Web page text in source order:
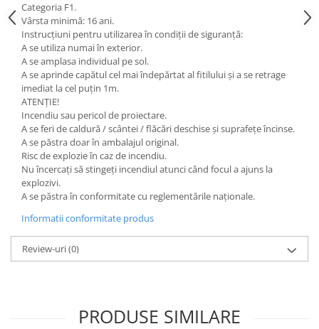
Categoria F1.
Vârsta minimă: 16 ani.
Instrucțiuni pentru utilizarea în condiții de siguranță:
A se utiliza numai în exterior.
A se amplasa individual pe sol.
A se aprinde capătul cel mai îndepărtat al fitilului și a se retrage
imediat la cel puțin 1m.
ATENȚIE!
Incendiu sau pericol de proiectare.
A se feri de caldură / scântei / flăcări deschise și suprafețe încinse.
A se păstra doar în ambalajul original.
Risc de explozie în caz de incendiu.
Nu încercați să stingeți incendiul atunci când focul a ajuns la
explozivi.
A se păstra în conformitate cu reglementările naționale.
Informatii conformitate produs
Review-uri(0)
PRODUSE SIMILARE